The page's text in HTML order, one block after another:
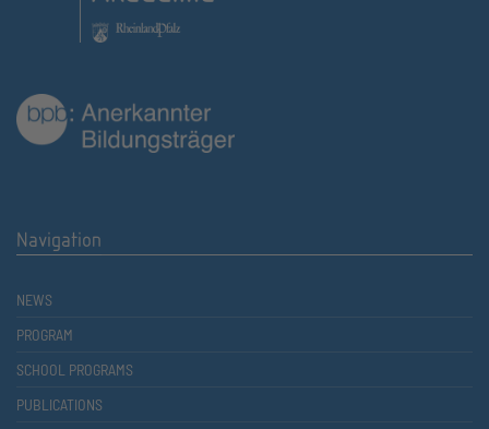
Navigation
NEWS
PROGRAM
SCHOOL PROGRAMS
PUBLICATIONS